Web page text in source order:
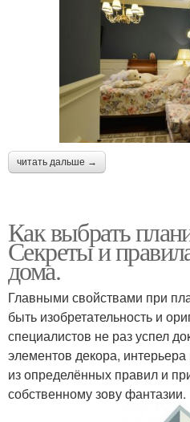
читать дальше →
Как выбрать
Секреты и
дома.
Главными свойствами при
быть изобретательность и
специалистов не раз успел
элементов декора,
из определённых правил и
собственному зову фантазии.